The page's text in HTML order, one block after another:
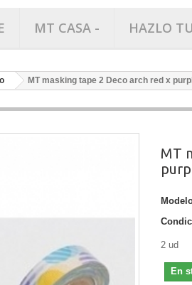
MT CASA - HAZLO
MT masking tape 2 Deco arch red x
MT
2 ud
En